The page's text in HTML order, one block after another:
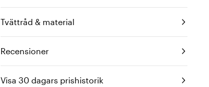
Tvättråd & material
Recensioner
Visa 30 dagars prishistorik